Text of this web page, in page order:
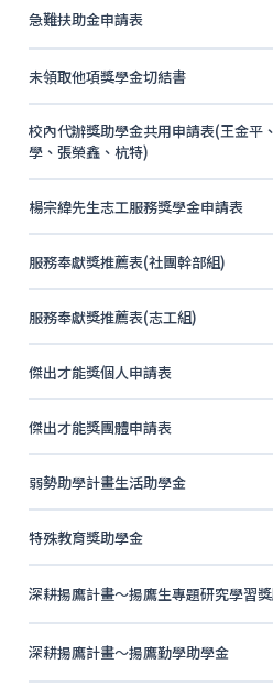
急難扶助金申請表
未領取他項獎學金切結書
校內代辦獎助學金共用申請表(王金平
學、張榮鑫、杭特)
楊宗緯先生志工服務獎學金申請表
服務奉獻獎推薦表(社團幹部組)
服務奉獻獎推薦表(志工組)
傑出才能獎個人申請表
傑出才能獎團體申請表
弱勢助學計畫生活助學金
特殊教育獎助學金
深耕揚鷹計畫～揚鷹生專題研究學習
深耕揚鷹計畫～揚鷹勤學助學金